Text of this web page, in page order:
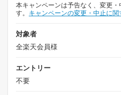
本キャンペーンは予告なく、変更
す。 キャンペーンの変更・中止に
対象者
全楽天会員様
エントリー
不要